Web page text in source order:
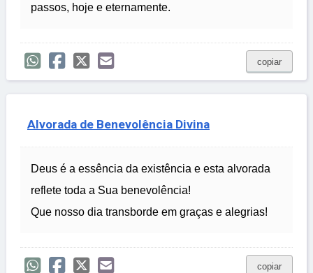
passos, hoje e eternamente.
copiar
Alvorada de Benevolência Divina
Deus é a essência da existência e esta alvorada
reflete toda a Sua benevolência!
Que nosso dia transborde em graças e alegrias!
copiar